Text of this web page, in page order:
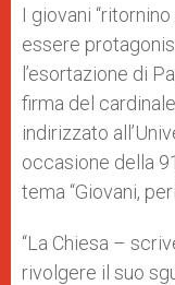
p
p
g
e
r
o
k
I giovani
essere
l’esortazione di
firma del
indirizzato
occasione della
tema “Giovani,
“La Chiesa –
rivolgere il suo